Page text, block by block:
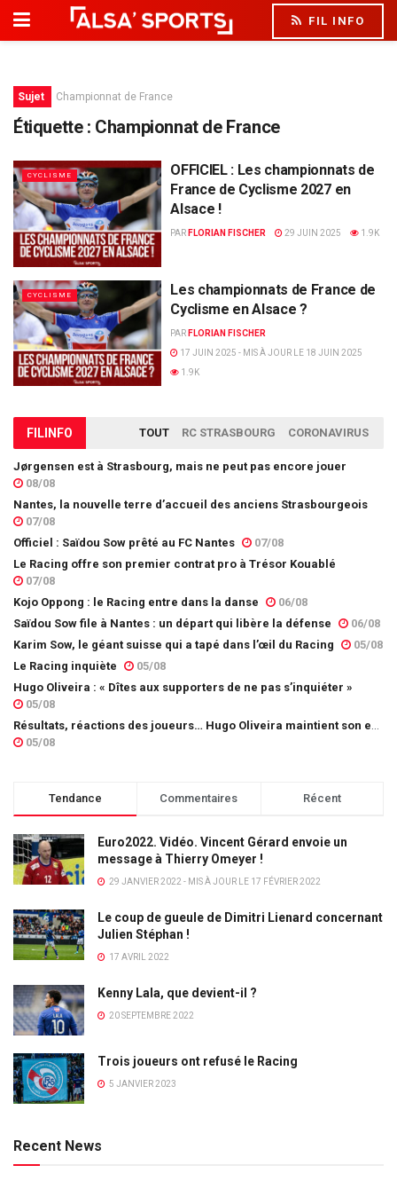
FIL INFO
Sujet Championnat de France
Étiquette : Championnat de France
CYCLISME
OFFICIEL : Les championnats de
France de Cyclisme 2027 en
Alsace !
PAR FLORIAN FISCHER 29 JUIN 2025 1.9K
CYCLISME
Les championnats de France de
Cyclisme en Alsace ?
PAR FLORIAN FISCHER
17 JUIN 2025 - MIS À JOUR LE 18 JUIN 2025
1.9K
FIL INFO TOUT RC STRASBOURG CORONAVIRUS
Jørgensen est à Strasbourg, mais ne peut pas encore jouer
08/08
Nantes, la nouvelle terre d’accueil des anciens Strasbourgeois
07/08
Officiel : Saïdou Sow prêté au FC Nantes
07/08
Le Racing offre son premier contrat pro à Trésor Kouablé
07/08
Kojo Oppong : le Racing entre dans la danse
06/08
Saïdou Sow file à Nantes : un départ qui libère la défense
06/08
Karim Sow, le géant suisse qui a tapé dans l’œil du Racing
05/08
Le Racing inquiète
05/08
Hugo Oliveira : « Dîtes aux supporters de ne pas s’inquiéter »
05/08
05/08
Tendance Commentaires Récent
Euro2022. Vidéo. Vincent Gérard envoie un
message à Thierry Omeyer !
29 JANVIER 2022 - MIS À JOUR LE 17 FÉVRIER 2022
Le coup de gueule de Dimitri Lienard concernant
Julien Stéphan !
17 AVRIL 2022
Kenny Lala, que devient-il ?
20 SEPTEMBRE 2022
Trois joueurs ont refusé le Racing
5 JANVIER 2023
Recent News